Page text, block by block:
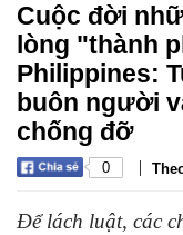
Cuộc đời
lòng "thành
Philippines:
buôn người
chống đỡ
0 |
Để lách luật, các